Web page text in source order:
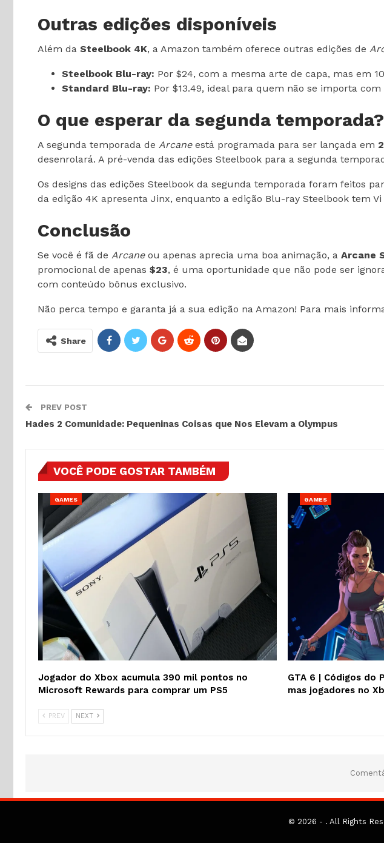
Outras edições disponíveis
Além da Steelbook 4K, a Amazon também oferece outras edições de
Steelbook Blu-ray: Por $24, com a mesma arte de capa, mas em
Standard Blu-ray: Por $13.49, ideal para quem não se importa com
O que esperar da segunda temporada?
A segunda temporada de Arcaneestá programada para ser lançada em
desenrolará. A pré-venda das edições Steelbook para a segunda
Os designs das edições Steelbook da segunda temporada foram feitos
da edição 4K apresenta Jinx, enquanto a edição Blu-ray Steelbook tem
Conclusão
Se você é fã de Arcaneou apenas aprecia uma boa animação, a Arcane
promocional de apenas $23, é uma oportunidade que não pode ser
com conteúdo bônus exclusivo.
Não perca tempo e garanta já a sua edição na Amazon! Para mais
Share
PREV POST
Hades 2 Comunidade: Pequeninas Coisas que Nos Elevam a Olympus
VOCÊ PODE GOSTAR TAMBÉM
GAMES
Jogador do Xbox acumula 390 mil pontos no
Microsoft Rewards para comprar um PS5
GAMES
GTA 6 | Códigos do
mas jogadores no
PREV NEXT
© 2026 - . All Rights